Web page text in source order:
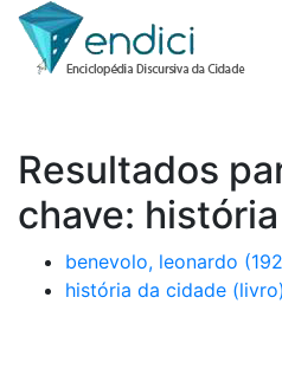
Resultados
chave:
benevolo, leonardo
história da cidade (livro)